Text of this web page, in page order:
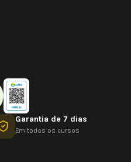
Garantia de 7 dias
Em todos os cursos